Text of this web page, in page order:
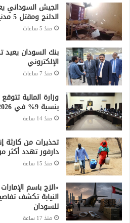
الجيش السوداني
الدلنج ومقتل 5 مدنيين في هجوم جنوبي الأبيض
منذ 5 ساعات
بنك السودان
الإلكتروني
منذ 7 ساعات
وزارة المالية
بنسبة 9% في 2026 واستمرار تراجع التضخم
منذ 14 ساعة
تحذيرات من كارثة
دارفور تهدد أكثر من 270 ألف
منذ 15 ساعة
«الزج باسم
النيابة تكشف
للسودان
منذ 17 ساعة